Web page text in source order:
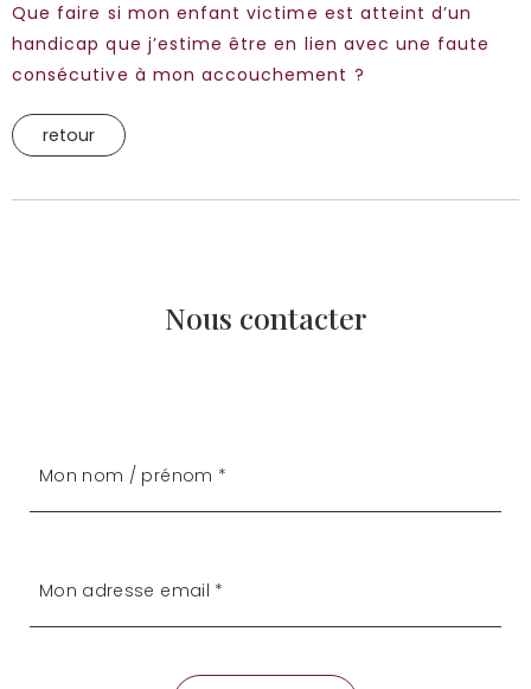
Que faire si mon enfant victime est atteint d’un
handicap que j’estime être en lien avec une faute
consécutive à mon accouchement ?
retour
Nous contacter